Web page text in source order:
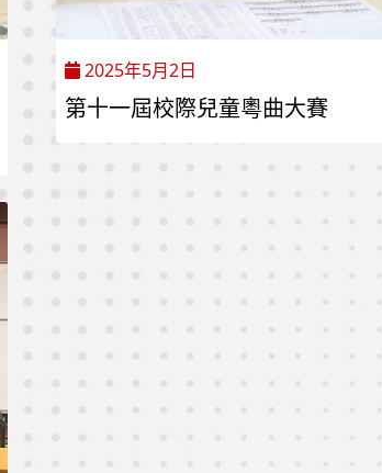
2025年5月2日
第十一屆校際兒童粵曲大賽